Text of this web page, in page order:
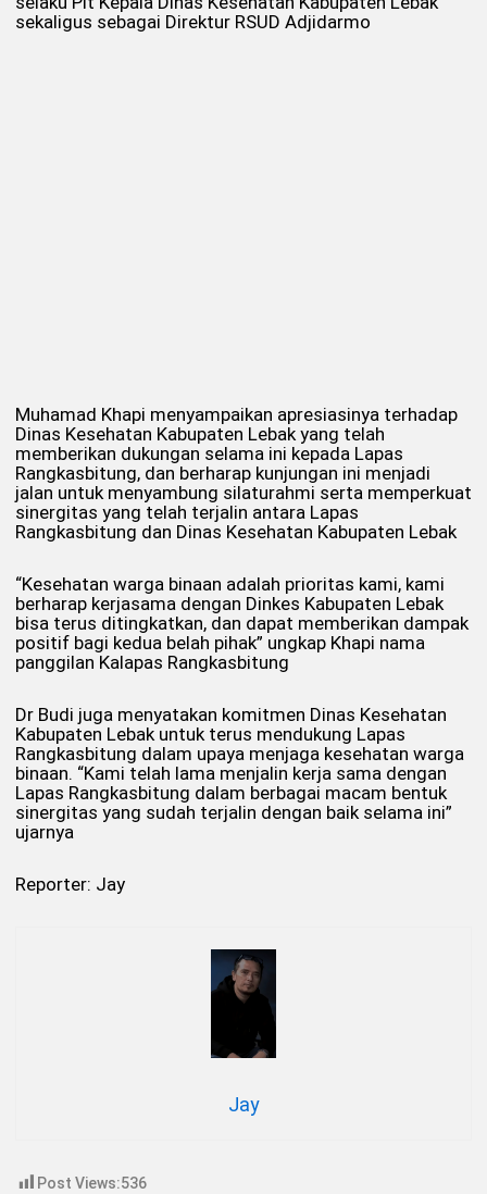
sekaligus sebagai Direktur RSUD Adjidarmo
Muhamad Khapi menyampaikan apresiasinya terhadap
Dinas Kesehatan Kabupaten Lebak yang telah
memberikan dukungan selama ini kepada Lapas
Rangkasbitung, dan berharap kunjungan ini menjadi
jalan untuk menyambung silaturahmi serta memperkuat
sinergitas yang telah terjalin antara Lapas
Rangkasbitung dan Dinas Kesehatan Kabupaten Lebak
“Kesehatan warga binaan adalah prioritas kami, kami
berharap kerjasama dengan Dinkes Kabupaten Lebak
bisa terus ditingkatkan, dan dapat memberikan dampak
positif bagi kedua belah pihak” ungkap Khapi nama
panggilan Kalapas Rangkasbitung
Dr Budi juga menyatakan komitmen Dinas Kesehatan
Kabupaten Lebak untuk terus mendukung Lapas
Rangkasbitung dalam upaya menjaga kesehatan warga
binaan. “Kami telah lama menjalin kerja sama dengan
Lapas Rangkasbitung dalam berbagai macam bentuk
sinergitas yang sudah terjalin dengan baik selama ini”
ujarnya
Reporter: Jay
Jay
Post Views:536